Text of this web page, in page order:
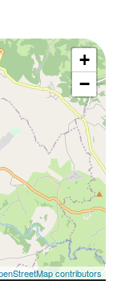
+
−
contributors